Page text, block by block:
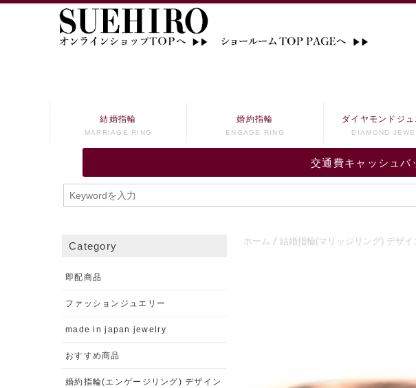
交通費キャッシュ
結婚指輪
MARRIAGE RING
婚約指輪
ENGAGE RING
ダイヤモンドジュ
DIAMOND
ホーム 結婚指輪(マリッジリング) デザイ
Category
即配商品
ファッションジュエリー
made in japan jewelry
おすすめ商品
婚約指輪(エンゲージリング) デザイン